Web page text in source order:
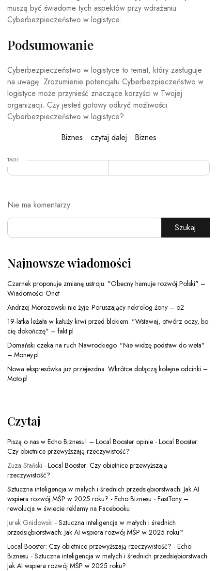
muszą być świadome tych aspektów przy wdrażaniu
Cyberbezpieczeństwo w logistyce.
Podsumowanie
Cyberbezpieczeństwo w logistyce to temat, który zasługuje
na uwagę. Zrozumienie potencjału Cyberbezpieczeństwo w
logistyce może przynieść znaczące korzyści w Twojej
organizacji. Czy jesteś gotowy odkryć możliwości
Cyberbezpieczeństwo w logistyce?
Biznes
czytaj dalej Biznes
TAGI:
Nie ma komentarzy
Szukaj
Najnowsze wiadomości
Czarnek proponuje zmianę ustroju. "Obecny hamuje rozwój Polski" –
Wiadomości Onet
Andrzej Morozowski nie żyje. Poruszający nekrolog żony – o2
19-latka leżała w kałuży krwi przed blokiem. "Wstawaj, otwórz oczy, bo
cię dokończę" – fakt.pl
Domański czeka na ruch Nawrockiego. "Nie widzę podstaw do weta"
– Money.pl
Nowa ekspresówka już przejezdna. Wkrótce dołączą kolejne odcinki –
Moto.pl
Czytaj
Piszą o nas w Echo Biznesu! – Local Booster opinie - Local Booster:
Czy obietnice przewyższają rzeczywistość?
Zuza Stański - Local Booster: Czy obietnice przewyższają
rzeczywistość?
Sztuczna inteligencja w małych i średnich przedsiębiorstwach: Jak AI
wspiera rozwój MŚP w 2025 roku? - Echo Biznesu - FastTony –
rewolucja w świecie reklamy na Facebooku
Jurek Gnidowski - Sztuczna inteligencja w małych i średnich
przedsiębiorstwach: Jak AI wspiera rozwój MŚP w 2025 roku?
Local Booster: Czy obietnice przewyższają rzeczywistość? - Echo
Biznesu - Sztuczna inteligencja w małych i średnich przedsiębiorstwach:
Jak AI wspiera rozwój MŚP w 2025 roku?